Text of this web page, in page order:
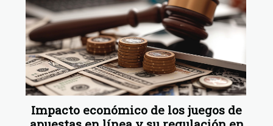
Impacto económico de los juegos de